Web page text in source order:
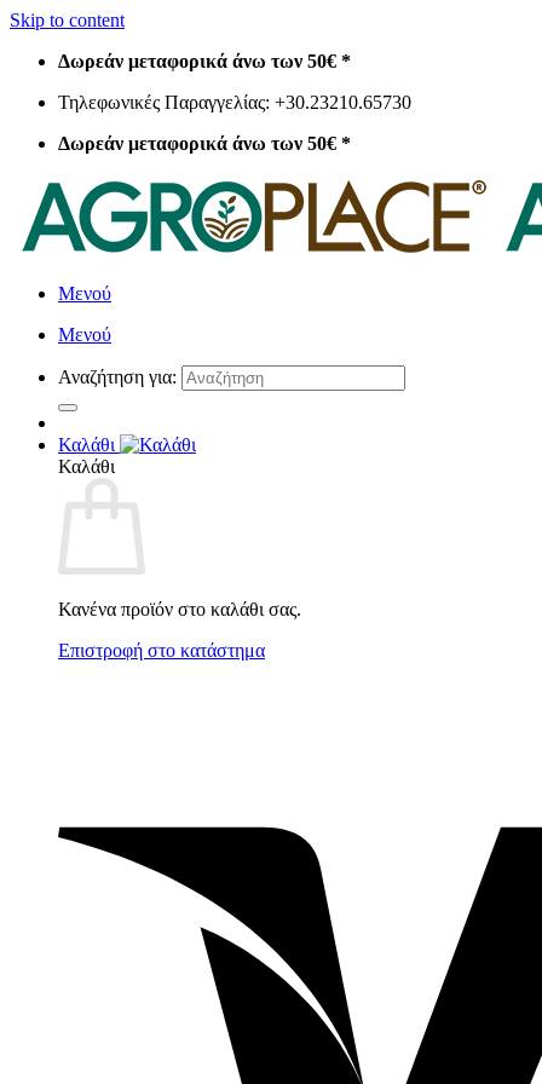
Skip to content
Δωρεάν μεταφορικά άνω των 50€ *
Τηλεφωνικές Παραγγελίας: +30.23210.65730
Δωρεάν μεταφορικά άνω των 50€ *
Μενού
Μενού
Αναζήτηση για:
Καλάθι
Καλάθι
Κανένα προϊόν στο καλάθι σας.
Επιστροφή στο κατάστημα